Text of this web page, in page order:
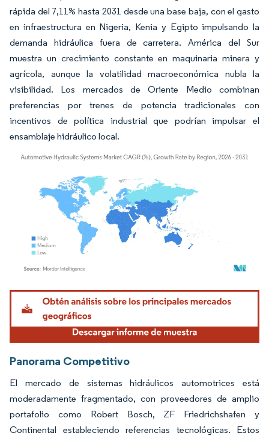
rápida del 7,11% hasta 2031 desde una base baja, con el gasto
en infraestructura en Nigeria, Kenia y Egipto impulsando la
demanda hidráulica fuera de carretera. América del Sur
muestra un crecimiento constante en maquinaria minera y
agrícola, aunque la volatilidad macroeconómica nubla la
visibilidad. Los mercados de Oriente Medio combinan
preferencias por trenes de potencia tradicionales con
incentivos de política industrial que podrían impulsar el
ensamblaje hidráulico local.
Imagen © Mordor Intelligence. El uso requiere atribución según CC BY 4.0.
Panorama Competitivo
El mercado de sistemas hidráulicos automotrices está
moderadamente fragmentado, con proveedores de amplio
portafolio como Robert Bosch, ZF Friedrichshafen y
Continental estableciendo referencias tecnológicas. Estos